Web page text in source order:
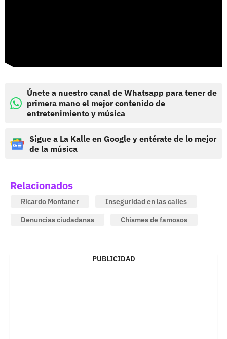
Únete a nuestro canal de Whatsapp para tener de
primera mano el mejor contenido de
entretenimiento y música
Sigue a La Kalle en Google y entérate de lo mejor
de la música
Relacionados
Ricardo Montaner
Inseguridad en las calles
Denuncias ciudadanas
Chismes de famosos
PUBLICIDAD